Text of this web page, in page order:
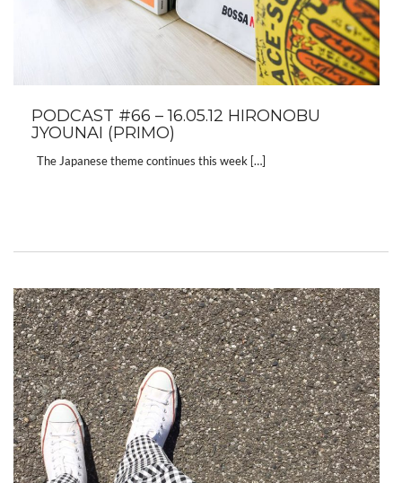
PODCAST #66 – 16.05.12 HIRONOBU
JYOUNAI (PRIMO)
The Japanese theme continues this week […]